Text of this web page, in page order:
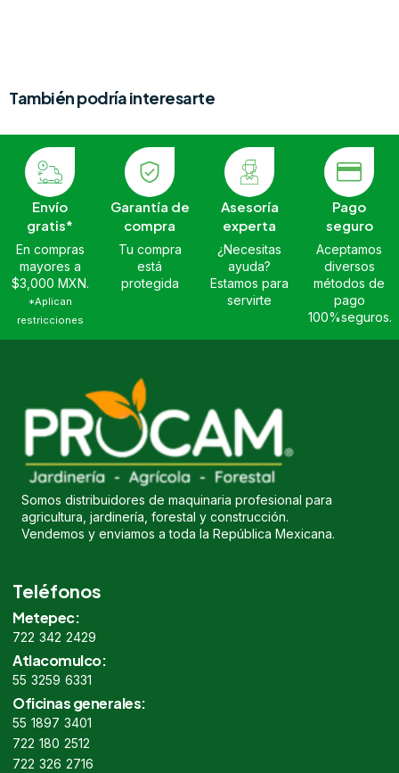
También podría interesarte
Envío
gratis*
En compras
mayores a
$3,000 MXN.
*Aplican
restricciones
Garantía de
compra
Tu compra
está
protegida
Asesoría
experta
¿Necesitas
ayuda?
Estamos para
servirte
Pago
seguro
Aceptamos
diversos
métodos de
pago
100%seguros.
Somos distribuidores de maquinaria profesional para
agricultura, jardinería, forestal y construcción.
Vendemos y enviamos a toda la República Mexicana.
Teléfonos
Metepec:
722 342 2429
Atlacomulco:
55 3259 6331
Oficinas generales:
55 1897 3401
722 180 2512
722 326 2716